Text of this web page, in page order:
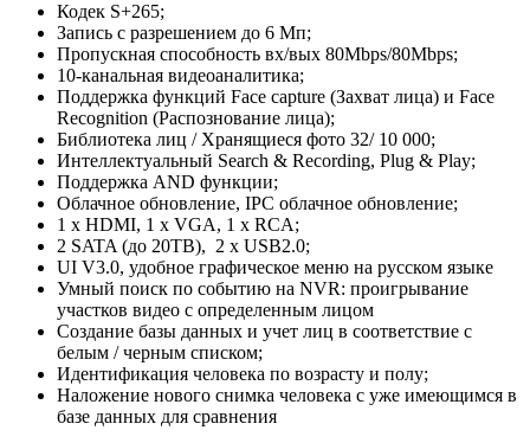
Кодек S+265;
Запись с разрешением до 6 Мп;
Пропускная способность вх/вых 80Mbps/80Mbps;
10-канальная видеоаналитика;
Поддержка функций Face capture (Захват лица) и Face
Recognition (Распознование лица);
Библиотека лиц / Хранящиеся фото 32/ 10 000;
Интеллектуальный Search & Recording, Plug & Play;
Поддержка AND функции;
Облачное обновление, IPC облачное обновление;
1 x HDMI, 1 x VGA, 1 х RCA;
2 SATA (до 20TB), 2 x USB2.0;
UI V3.0, удобное графическое меню на русском языке
Умный поиск по событию на NVR: проигрывание
участков видео с определенным лицом
Создание базы данных и учет лиц в соответствие с
белым / черным списком;
Идентификация человека по возрасту и полу;
Наложение нового снимка человека с уже имеющимся в
базе данных для сравнения